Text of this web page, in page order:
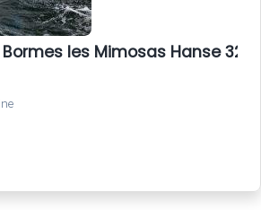
les Mimosas Hanse 325